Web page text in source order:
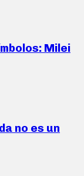
Milei
no es un